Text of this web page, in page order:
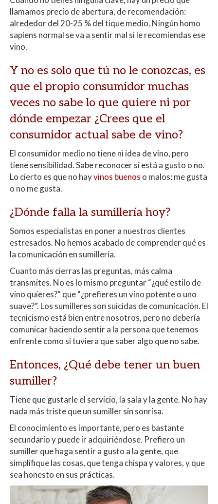
llamamos precio de abertura, de recomendación:
alrededor del 20-25 % del tique medio. Ningún homo
sapiens normal se va a sentir mal si le recomiendas ese
vino.
Y no es solo que tú no le conozcas, es
que el propio consumidor muchas
veces no sabe lo que quiere ni por
dónde empezar ¿Crees que el
consumidor actual sabe de vino?
El consumidor medio no tiene ni idea de vino, pero
tiene sensibilidad. Sabe reconocer si está a gusto o no.
Lo cierto es que no hayvinos buenos o malos: me gusta
o no me gusta.
¿Dónde falla la sumillería hoy?
Somos especialistas en poner a nuestros clientes
estresados. No hemos acabado de comprender qué es
la comunicación en sumillería.
Cuanto más cierras las preguntas, más calma
transmites. No es lo mismo preguntar “¿qué estilo de
vino quieres?” que “¿prefieres un vino potente o uno
suave?”. Los sumilleres son suicidas de comunicación. El
tecnicismo está bien entre nosotros, pero no debería
comunicar haciendo sentir a la persona que tenemos
enfrente como si tuviera que saber algo que no sabe.
Entonces, ¿Qué debe tener un buen
sumiller?
Tiene que gustarle el servicio, la sala y la gente. No hay
nada más triste que un sumiller sin sonrisa.
El conocimiento es importante, pero es bastante
secundario y puede ir adquiriéndose. Prefiero un
sumiller que haga sentir a gusto a la gente, que
simplifique las cosas, que tenga chispa y valores, y que
sea honesto en sus prácticas.